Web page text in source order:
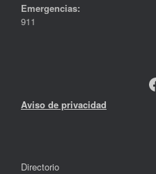
Emergencias:
911
Facebook
Aviso de privacidad
Directorio